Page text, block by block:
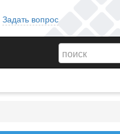
Задать вопрос